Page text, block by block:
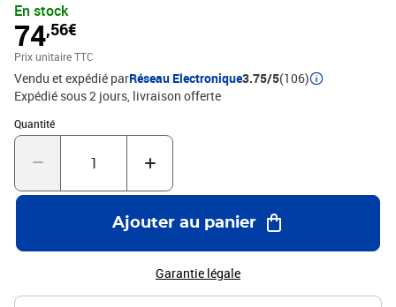
claires pour une construction immersive. Parfait pour enrichir
votre collection ou offrir un cadeau mémorable.
En stock
74,56€
Prix unitaire TTC
Vendu et expédié parRéseau Electronique3.75/5(106)
Expédié sous 2 jours livraison offerte
Quantité
Quantité : 1
Ajouter au panier
Garantie légale